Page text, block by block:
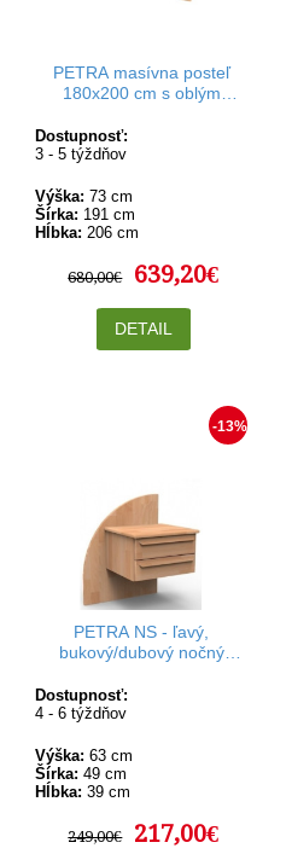
PETRA masívna posteľ
180x200 cm s oblým
Dostupnosť:
3 - 5 týždňov
Výška: 73 cm
Šírka: 191 cm
Hĺbka: 206 cm
680,00€ 639,20€
DETAIL
-13%
PETRA NS - ľavý,
bukový/dubový nočný
Dostupnosť:
4 - 6 týždňov
Výška: 63 cm
Šírka: 49 cm
Hĺbka: 39 cm
249,00€ 217,00€